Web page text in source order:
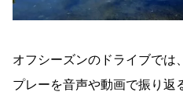
オフシーズンのドライブでは
プレーを音声や動画で振り返